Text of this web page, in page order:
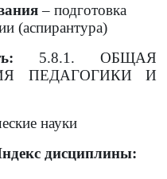
– подготовка
(аспирантура)
5.8.1. ОБЩАЯ
ПЕДАГОГИКИ И
науки
дисциплины: